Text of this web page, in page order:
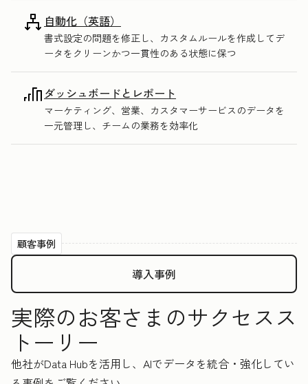
自動化（英語）
書式設定の問題を修正し、カスタムルールを作成してデ
ータをクリーンかつ一貫性のある状態に保つ
ダッシュボードとレポート
マーケティング、営業、カスタマーサービスのデータを
一元管理し、チームの業務を効率化
顧客事例
導入事例
実際のお客さまのサクセスス
トーリー
他社がData Hubを活用し、AIでデータを統合・強化してい